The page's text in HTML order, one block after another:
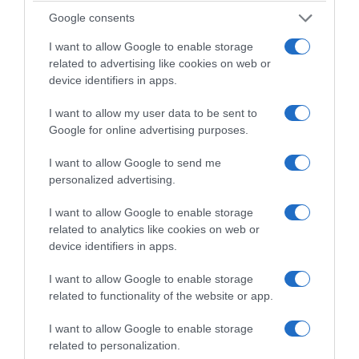
Google consents
I want to allow Google to enable storage
related to advertising like cookies on web or
device identifiers in apps.
I want to allow my user data to be sent to
Google for online advertising purposes.
I want to allow Google to send me
personalized advertising.
I want to allow Google to enable storage
related to analytics like cookies on web or
device identifiers in apps.
I want to allow Google to enable storage
related to functionality of the website or app.
I want to allow Google to enable storage
related to personalization.
9. Ποιες νομοθετικές διατάξεις
ενσωματώθηκαν στον Κώδικα;
Ο νέος Κώδικας συγκεντρώνει σε ένα ενιαίο
χωροταξικής και πολεοδομικής νομοθεσίας
Περιβάλλοντος και Ενέργειας.
Καλύπτει όλο το φάσμα του χωρικού και
πολεοδομικού σχεδιασμού: Από τον χωρικό
σχεδιασμό, τις αστικές αναπλάσεις και την
εφαρμογή πολεοδομικών σχεδίων, μέχρι τους
κανόνες δόμησης και χρήσης, το πλαίσιο
έκδοσης αδειών, την αντιμετώπιση της
αυθαίρετης δόμησης και των υπερβάσεων